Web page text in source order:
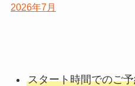
2026年7月
スタート時間でのご